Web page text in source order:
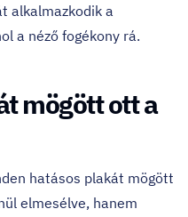
alkalmazkodik a
a néző fogékony rá.
mögött ott a
hatásos plakát mögött
elmesélve, hanem